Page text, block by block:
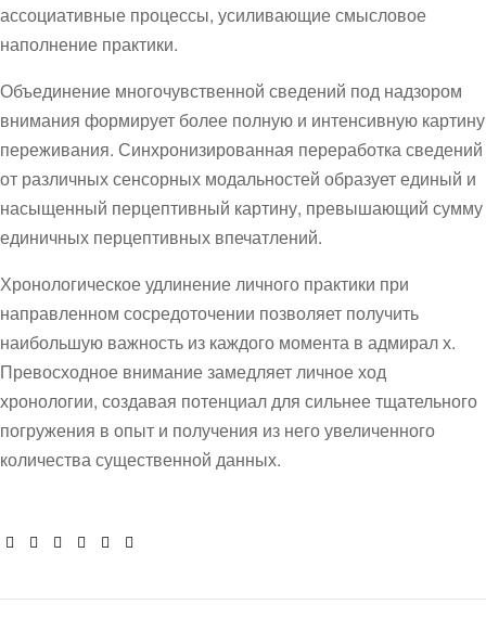
ассоциативные процессы, усиливающие смысловое
наполнение практики.
Объединение многочувственной сведений под надзором
внимания формирует более полную и интенсивную картину
переживания. Синхронизированная переработка сведений
от различных сенсорных модальностей образует единый и
насыщенный перцептивный картину, превышающий сумму
единичных перцептивных впечатлений.
Хронологическое удлинение личного практики при
направленном сосредоточении позволяет получить
наибольшую важность из каждого момента в адмирал х.
Превосходное внимание замедляет личное ход
хронологии, создавая потенциал для сильнее тщательного
погружения в опыт и получения из него увеличенного
количества существенной данных.
Facebook
TwitterLinkedinGoogle+Pinterest